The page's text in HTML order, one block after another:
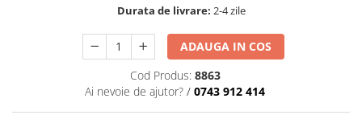
Durata de livrare: 2-4 zile
ADAUGA IN COS
Cod Produs: 8863
Ai nevoie de ajutor? / 0743 912 414